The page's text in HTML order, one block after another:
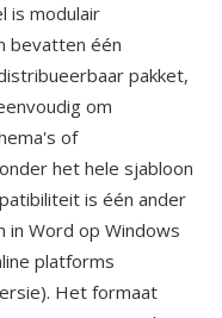
is modulair
bevatten één
pakket,
om
of
het hele sjabloon
is één ander
in Word op Windows
platforms
Het formaat